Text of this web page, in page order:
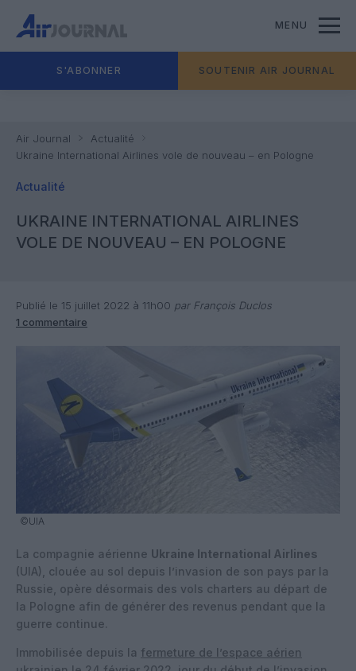
MENU
S'ABONNER SOUTENIR AIR JOURNAL
Air Journal
Actualité
Ukraine International Airlines vole de nouveau – en Pologne
Actualité
UKRAINE INTERNATIONAL AIRLINES
VOLE DE NOUVEAU – EN POLOGNE
Publié le 15 juillet 2022 à 11h00 par François Duclos
1 commentaire
©UIA
La compagnie aérienne Ukraine International Airlines
(UIA), clouée au sol depuis l’invasion de son pays par la
Russie, opère désormais des vols charters au départ de
la Pologne afin de générer des revenus pendant que la
guerre continue.
Immobilisée depuis la fermeture de l’espace aérien